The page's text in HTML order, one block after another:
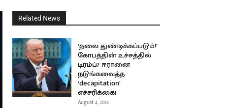
Related News
‘தலை துண்டிக்கப்படும்!’
கோபத்தின் உச்சத்தில்
டிரம்ப்? ஈரானை
நடுங்கவைத்த
‘decapitation’
எச்சரிக்கை!
August 4, 2026